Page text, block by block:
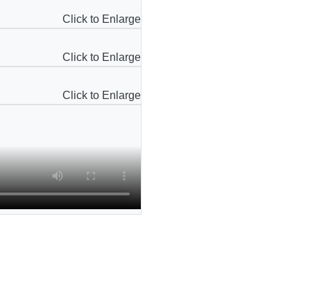
Click to Enlarge
Click to Enlarge
Click to Enlarge